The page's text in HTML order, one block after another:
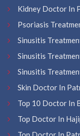
Kidney Doctor In
Psoriasis
Sinusitis
Sinusitis
Sinusitis
Skin Doctor In
Top 10 Doctor In
Top Doctor In